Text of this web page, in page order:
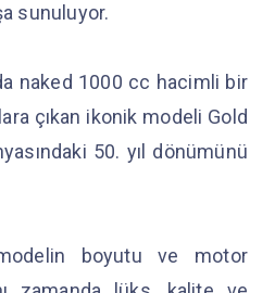
sunuluyor.
naked 1000 cc hacimli bir
çıkan ikonik modeli Gold
50. yıl dönümünü
boyutu ve motor